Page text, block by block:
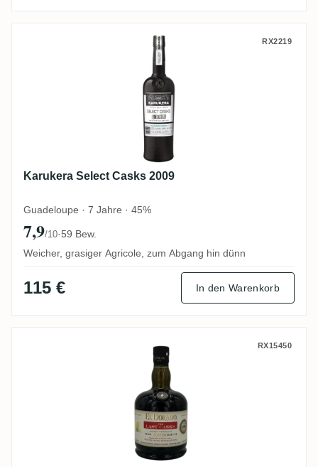
Karukera Select Casks 2009 RX2219
Karukera Select Casks 2009
Guadeloupe · 7 Jahre · 45%
7,9/10·59 Bew.
Weicher, grasiger Agricole, zum Abgang hin dünn
115 € In den Warenkorb
Diamond El Dorado The Last Casks 1998
RX15450